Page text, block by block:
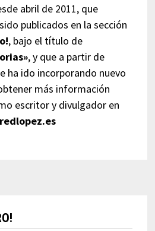
abril de 2011, que
publicados en la sección
, bajo el título de
, y que a partir de
ha ido incorporando nuevo
más información
escritor y divulgador en